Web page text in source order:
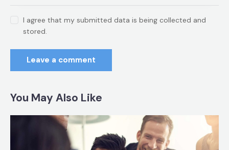
I agree that my submitted data is being collected and
stored.
You May Also Like